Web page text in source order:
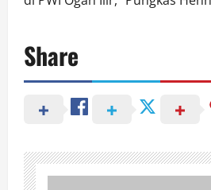
Share